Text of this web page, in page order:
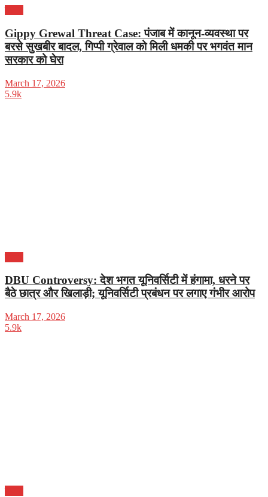
Gippy Grewal Threat Case: पंजाब में कानून-व्यवस्था पर
बरसे सुखबीर बादल, गिप्पी ग्रेवाल को मिली धमकी पर भगवंत मान
सरकार को घेरा
March 17, 2026
5.9k
DBU Controversy: देश भगत यूनिवर्सिटी में हंगामा, धरने पर
बैठे छात्र और खिलाड़ी; यूनिवर्सिटी प्रबंधन पर लगाए गंभीर आरोप
March 17, 2026
5.9k